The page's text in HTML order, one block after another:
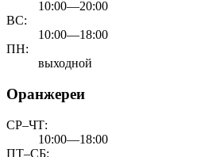
10:00—20:00
ВС:
10:00—18:00
ПН:
выходной
Оранжереи
СР–ЧТ:
10:00—18:00
ПТ–СБ: